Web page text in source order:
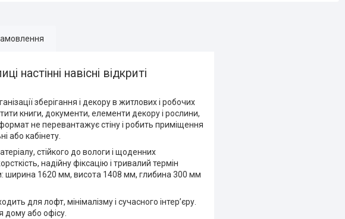
навісні відкриті
зберігання і декору в житлових і робочих
книги, документи, елементи декору і рослини,
не перевантажує стіну і робить приміщення
або кабінету.
стійкого до вологи і щоденних
надійну фіксацію і тривалий термін
ширина 1620 мм, висота 1408 мм, глибина 300 мм
для лофт, мінімалізму і сучасного інтер’єру.
дому або офісу.